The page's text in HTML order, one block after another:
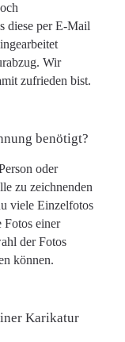
diese per E-Mail
Wir
zufrieden bist.
benötigt?
oder
zu zeichnenden
viele Einzelfotos
Fotos einer
der Fotos
können.
Karikatur